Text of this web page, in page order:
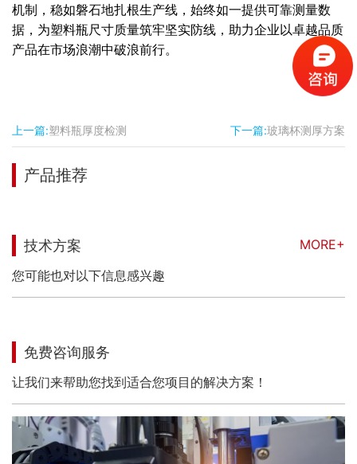
机制，稳如磐石地扎根生产线，始终如一提供可靠测量数
据，为塑料瓶尺寸质量筑牢坚实防线，助力企业以卓越品质
产品在市场浪潮中破浪前行。
上一篇:塑料瓶厚度检测 下一篇:玻璃杯测厚方案
产品推荐
技术方案
MORE+
您可能也对以下信息感兴趣
免费咨询服务
让我们来帮助您找到适合您项目的解决方案！